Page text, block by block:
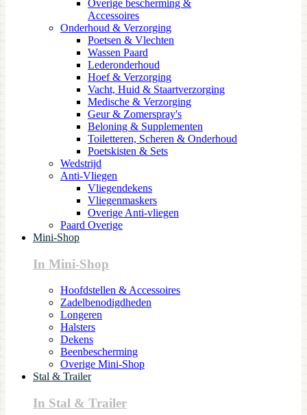
Overige bescherming &
Accessoires
Onderhoud & Verzorging
Poetsen & Vlechten
Wassen Paard
Lederonderhoud
Hoef & Verzorging
Vacht, Huid & Staartverzorging
Medische & Verzorging
Geur & Zomerspray's
Beloning & Supplementen
Toiletteren, Scheren & Onderhoud
Poetskisten & Sets
Wedstrijd
Anti-Vliegen
Vliegendekens
Vliegenmaskers
Overige Anti-vliegen
Paard Overige
Mini-Shop
In Mini-Shop
Hoofdstellen & Accessoires
Zadelbenodigdheden
Longeren
Halsters
Dekens
Beenbescherming
Overige Mini-Shop
Stal & Trailer
In Stal & Trailer